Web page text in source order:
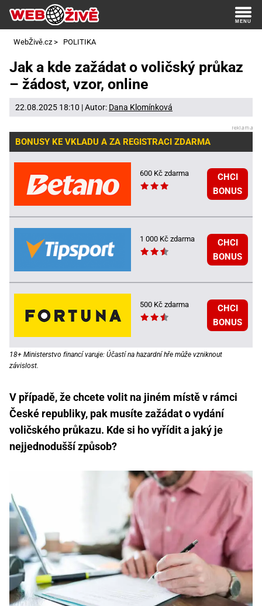
WebŽivě.cz > POLITIKA
Jak a kde zažádat o voličský průkaz
– žádost, vzor, online
22.08.2025 18:10 | Autor: Dana Klomínková
BONUSY KE VKLADU A ZA REGISTRACI ZDARMA
600 Kč zdarma
CHCI
BONUS
1 000 Kč zdarma
CHCI
BONUS
500 Kč zdarma
CHCI
BONUS
18+ Ministerstvo financí varuje: Účastí na hazardní hře může vzniknout
závislost.
V případě, že chcete volit na jiném místě v rámci
České republiky, pak musíte zažádat o vydání
voličského průkazu. Kde si ho vyřídit a jaký je
nejjednodušší způsob?